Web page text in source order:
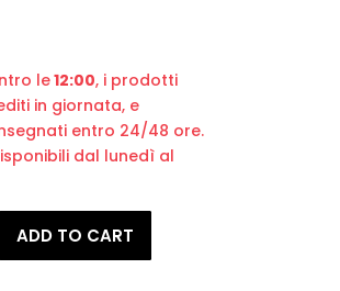
le12:00, i prodotti
in giornata, e
entro 24/48 ore.
dal lunedì al
ADD TO CART